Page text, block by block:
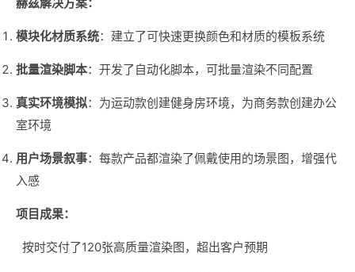
赫兹解决方案：
模块化材质系统：建立了可快速更换颜色和材质的模板系统
批量渲染脚本：开发了自动化脚本，可批量渲染不同配置
真实环境模拟：为运动款创建健身房环境，为商务款创建办公
室环境
用户场景叙事：每款产品都渲染了佩戴使用的场景图，增强代
入感
项目成果：
按时交付了120张高质量渲染图，超出客户预期